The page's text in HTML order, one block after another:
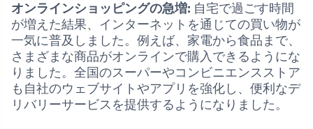
オンラインショッピングの急増: 自宅で過ごす時間
が増えた結果、インターネットを通じての買い物が
一気に普及しました。例えば、家電から食品まで、
さまざまな商品がオンラインで購入できるようにな
りました。全国のスーパーやコンビニエンスストア
も自社のウェブサイトやアプリを強化し、便利なデ
リバリーサービスを提供するようになりました。